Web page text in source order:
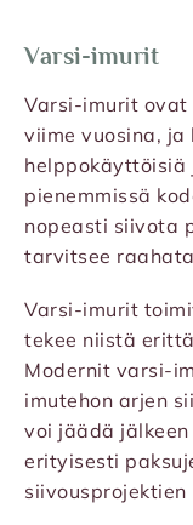
Varsi-imurit
Varsi-imurit ovat
viime vuosina,
pienemmissä
nopeasti siivota
tarvitsee
Varsi-imurit
tekee niistä
Modernit varsi-
imutehon arjen
voi jäädä
erityisesti
siivousprojektien